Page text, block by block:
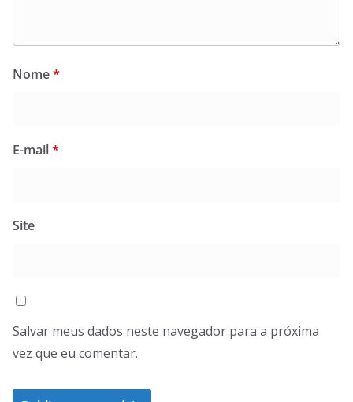
Nome*
E-mail*
Site
Salvar meus dados neste navegador para a próxima
vez que eu comentar.